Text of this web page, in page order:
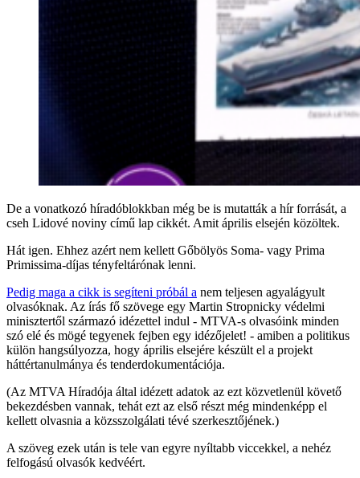
De a vonatkozó híradóblokkban még be is mutatták a hír forrását, a
cseh Lidové noviny című lap cikkét. Amit április elsején közöltek.
Hát igen. Ehhez azért nem kellett Gőbölyös Soma- vagy Prima
Primissima-díjas tényfeltárónak lenni.
Pedig maga a cikk is segíteni próbál a nem teljesen agyalágyult
olvasóknak. Az írás fő szövege egy Martin Stropnicky védelmi
minisztertől származó idézettel indul - MTVA-s olvasóink minden
szó elé és mögé tegyenek fejben egy idézőjelet! - amiben a politikus
külön hangsúlyozza, hogy április elsejére készült el a projekt
háttértanulmánya és tenderdokumentációja.
(Az MTVA Híradója által idézett adatok az ezt közvetlenül követő
bekezdésben vannak, tehát ezt az első részt még mindenképp el
kellett olvasnia a közsszolgálati tévé szerkesztőjének.)
A szöveg ezek után is tele van egyre nyíltabb viccekkel, a nehéz
felfogású olvasók kedvéért.